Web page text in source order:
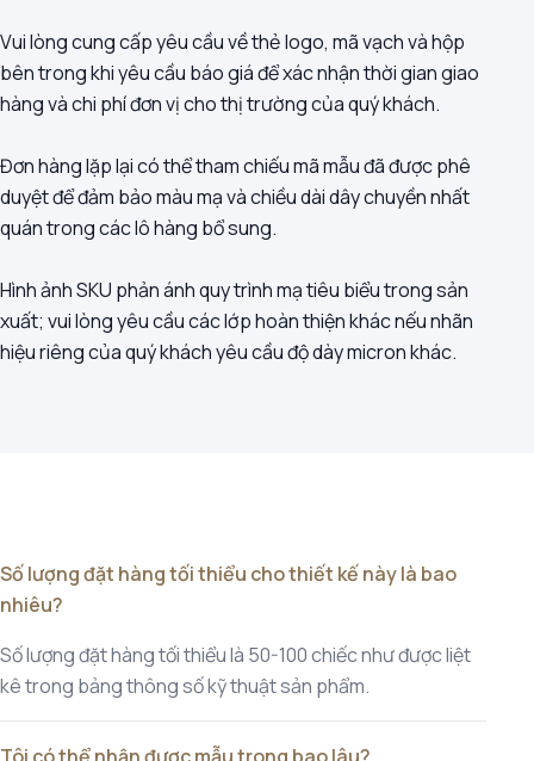
Vui lòng cung cấp yêu cầu về thẻ logo, mã vạch và hộp
bên trong khi yêu cầu báo giá để xác nhận thời gian giao
hàng và chi phí đơn vị cho thị trường của quý khách.
Đơn hàng lặp lại có thể tham chiếu mã mẫu đã được phê
duyệt để đảm bảo màu mạ và chiều dài dây chuyền nhất
quán trong các lô hàng bổ sung.
Hình ảnh SKU phản ánh quy trình mạ tiêu biểu trong sản
xuất; vui lòng yêu cầu các lớp hoàn thiện khác nếu nhãn
hiệu riêng của quý khách yêu cầu độ dày micron khác.
Số lượng đặt hàng tối thiểu cho thiết kế này là bao
nhiêu?
Số lượng đặt hàng tối thiểu là 50-100 chiếc như được liệt
kê trong bảng thông số kỹ thuật sản phẩm.